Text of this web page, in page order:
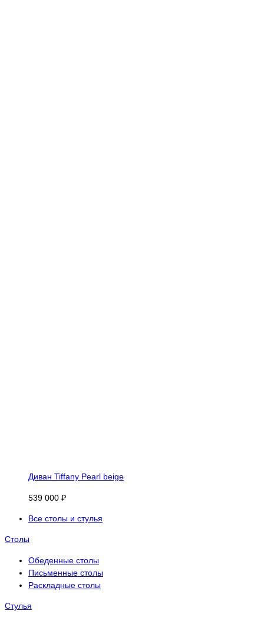
Диван Tiffany Pearl beige
539 000 ₽
Все столы и стулья
Столы
Обеденные столы
Письменные столы
Раскладные столы
Стулья